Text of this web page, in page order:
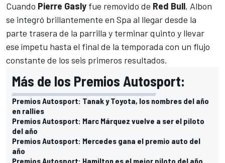
Cuando Pierre Gasly fue removido de Red Bull, Albon
se integró brillantemente en Spa al llegar desde la
parte trasera de la parrilla y terminar quinto y llevar
ese ímpetu hasta el final de la temporada con un flujo
constante de los seis primeros resultados.
Más de los Premios Autosport:
Premios Autosport: Tanak y Toyota, los nombres del año
en rallies
Premios Autosport: Marc Márquez vuelve a ser el piloto
del año
Premios Autosport: Mercedes gana el premio auto del
año
Premios Autosport: Hamilton es el mejor piloto del año